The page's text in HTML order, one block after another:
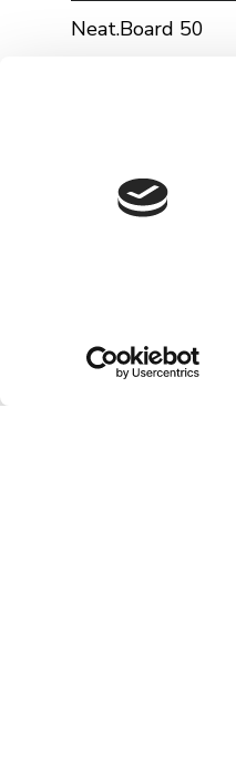
Neat.Board 50